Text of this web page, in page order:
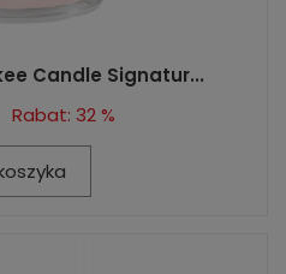
Candle Signatur...
Rabat: 32 %